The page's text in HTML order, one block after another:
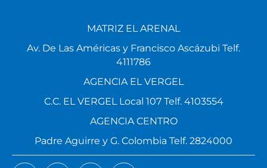
MATRIZ EL ARENAL
Av. De Las Américas y Francisco Ascázubi Telf.
4111786
AGENCIA EL VERGEL
C.C. EL VERGEL Local 107 Telf. 4103554
AGENCIA CENTRO
Padre Aguirre y G. Colombia Telf. 2824000